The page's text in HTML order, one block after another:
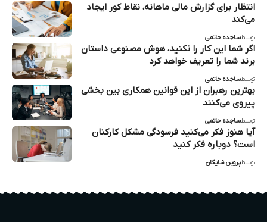
انتظار برای گزارش‌ مالی ماهانه، نقاط کور ایجاد
می‌کند
توسطساجده حاتمی
اگر شما این کار را نکنید، هوش مصنوعی داستان
برند شما را تعریف خواهد کرد
توسطساجده حاتمی
بهترین رهبران از این قوانین همکاری بین بخشی
پیروی می‌کنند
توسطساجده حاتمی
آیا هنوز فکر می‌کنید فرسودگی مشکل کارکنان
است؟ دوباره فکر کنید
توسطپروین شایگان